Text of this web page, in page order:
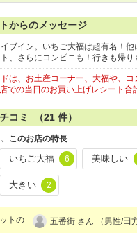
からのメッセージ
ブイン。いちご大福は超有名！
、さらにコンビニも！行きも帰
は、お土産コーナー、大福や、コ
での当日のお買い上げレシート
コミ （21 件）
このお店の特長
いちご大福 6 美味しい
大きい 2
トの
五番街 さん （男性/田